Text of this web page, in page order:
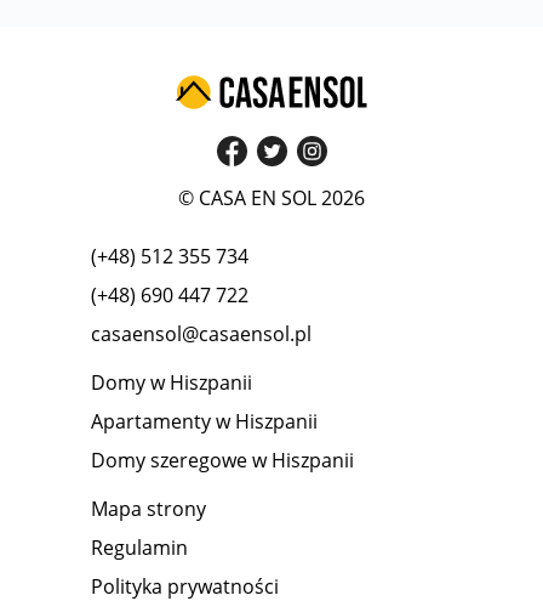
© CASA EN SOL 2026
(+48) 512 355 734
(+48) 690 447 722
casaensol@casaensol.pl
Domy w Hiszpanii
Apartamenty w Hiszpanii
Domy szeregowe w Hiszpanii
Mapa strony
Regulamin
Polityka prywatności